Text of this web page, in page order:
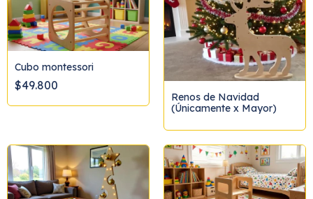
Cubo montessori
$49.800
Renos de Navidad
(Únicamente x Mayor)